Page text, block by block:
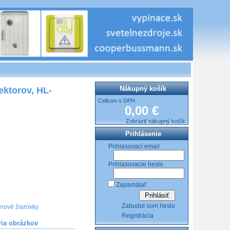
HL-
žiarovky
obrázkov
Nákupný košík
Celkom s DPH
0,00 €
Zobraziť nákupný košík
Prihlásenie
Prihlasovací email
Prihlasovacie heslo
Zapamätať
Zabudol som heslo
Registrácia